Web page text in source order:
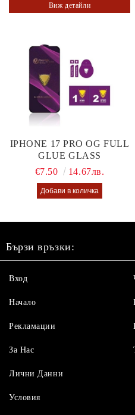
Виж детайли
IPHONE 17 PRO OG FULL
GLUE GLASS
€7.50
14.67лв.
Бързи връзки:
Вход
Начало
Рекламации
За Нас
Лични Данни
Условия